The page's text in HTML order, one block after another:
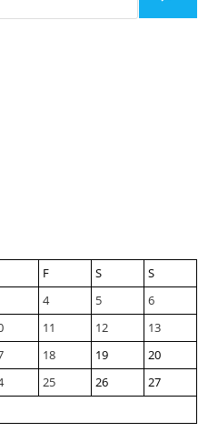
F S
S
4 5
6
11 12
13
18 19
20
25 26
27